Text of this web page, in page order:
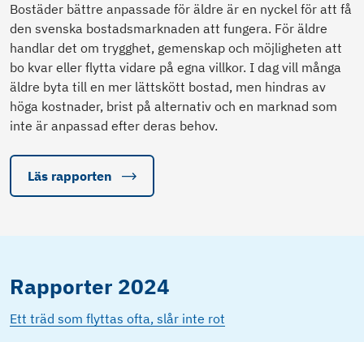
Bostäder bättre anpassade för äldre är en nyckel för att få
den svenska bostadsmarknaden att fungera. För äldre
handlar det om trygghet, gemenskap och möjligheten att
bo kvar eller flytta vidare på egna villkor. I dag vill många
äldre byta till en mer lättskött bostad, men hindras av
höga kostnader, brist på alternativ och en marknad som
inte är anpassad efter deras behov.
Läs rapporten
Rapporter 2024
Ett träd som flyttas ofta, slår inte rot